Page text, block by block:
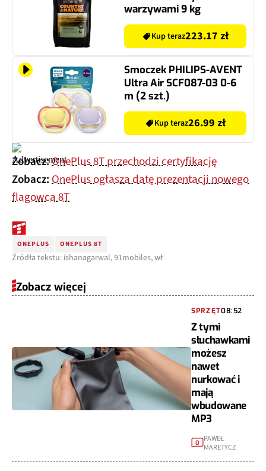
warzywami 9 kg
Kup teraz223.17 zł
Smoczek PHILIPS-AVENT
Ultra Air SCF087-03 0-6
m (2 szt.)
Kup teraz26.99 zł
Zobacz:OnePlus 8T przechodzi certyfikację
Zobacz:OnePlus ogłasza datę prezentacji nowego
flagowca 8T
ONEPLUS ONEPLUS 8T
Źródła tekstu: ishanagarwal, 91mobiles, wł
Zobacz więcej
SPRZĘT08:52
Z tymi
słuchawkami
możesz
nawet
nurkować i
mają
wbudowane
MP3
0 PAWEŁ
MARETYCZ